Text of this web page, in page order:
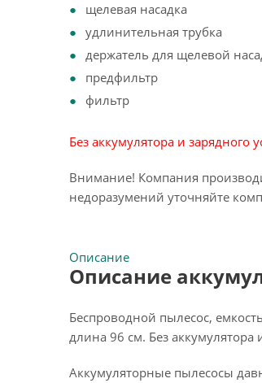
щелевая насадка
удлинительная трубка
держатель для щелевой
предфильтр
фильтр
Без аккумулятора и зарядного
Внимание! Компания
недоразумений уточняйте
Описание
Описание
Беспроводной пылесос,
длина 96 см. Без аккумулятора
Аккумуляторные пылесосы